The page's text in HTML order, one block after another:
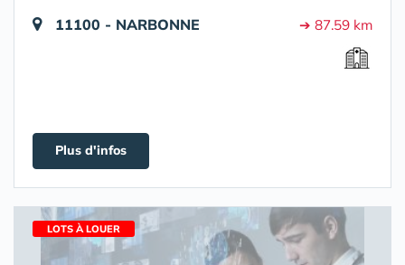
11100 - NARBONNE ➔ 87.59 km
Plus d'infos
LOTS À LOUER